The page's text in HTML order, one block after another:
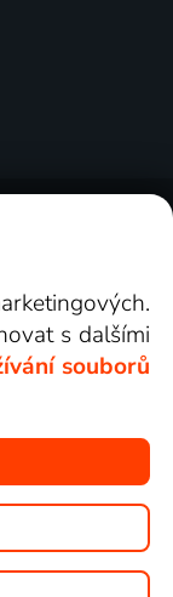
s dalšími
souborů